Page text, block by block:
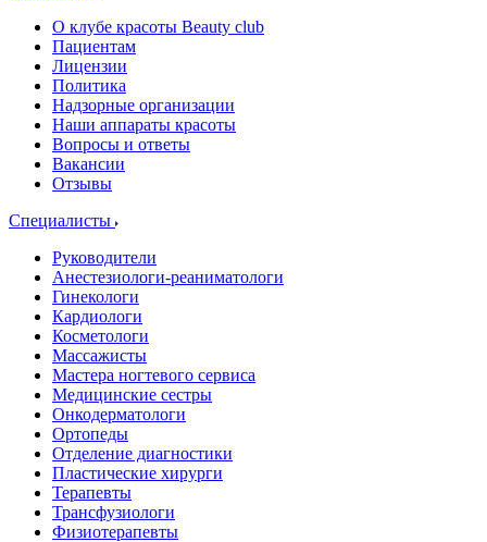
О клубе красоты Beauty club
Пациентам
Лицензии
Политика
Надзорные организации
Наши аппараты красоты
Вопросы и ответы
Вакансии
Отзывы
Специалисты
Руководители
Анестезиологи-реаниматологи
Гинекологи
Кардиологи
Косметологи
Массажисты
Мастера ногтевого сервиса
Медицинские сестры
Онкодерматологи
Ортопеды
Отделение диагностики
Пластические хирурги
Терапевты
Трансфузиологи
Физиотерапевты